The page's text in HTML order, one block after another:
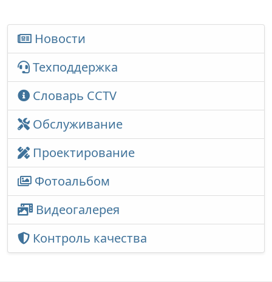
Новости
Техподдержка
Словарь CCTV
Обслуживание
Проектирование
Фотоальбом
Видеогалерея
Контроль качества